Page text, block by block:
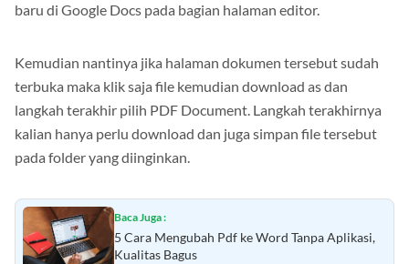
baru di Google Docs pada bagian halaman editor.
Kemudian nantinya jika halaman dokumen tersebut sudah
terbuka maka klik saja file kemudian download as dan
langkah terakhir pilih PDF Document. Langkah terakhirnya
kalian hanya perlu download dan juga simpan file tersebut
pada folder yang diinginkan.
Baca Juga :
5 Cara Mengubah Pdf ke Word Tanpa Aplikasi,
Kualitas Bagus